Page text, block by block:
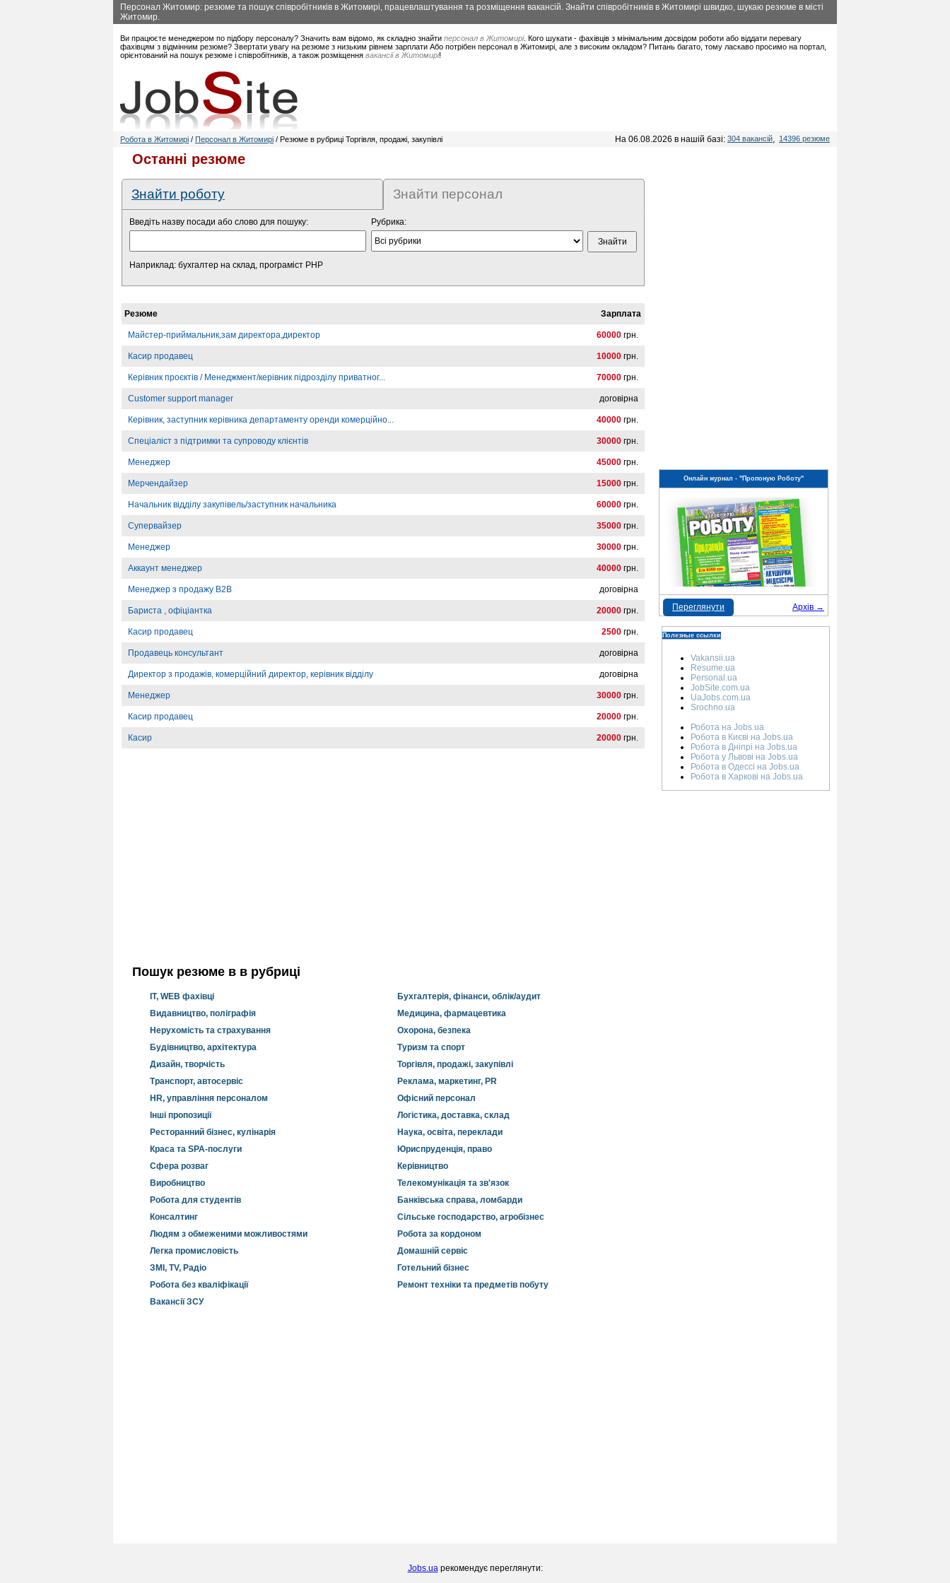
Персонал Житомир: резюме та пошук співробітників в Житомирі, працевлаштування та розміщення вакансій. Знайти співробітників в Житомирі швидко, шукаю резюме в місті
Житомир.
Ви працюєте менеджером по підбору персоналу? Значить вам відомо, як складно знайти персонал в Житомирі. Кого шукати - фахівців з мінімальним досвідом роботи або віддати перевагу
фахівцям з відмінним резюме? Звертати увагу на резюме з низьким рівнем зарплати Або потрібен персонал в Житомирі, але з високим окладом? Питань багато, тому ласкаво просимо на портал,
орієнтований на пошук резюме і співробітників, а також розміщення вакансії в Житомирі!
Робота в Житомирі / Персонал в Житомирі / Резюме в рубриці Торгівля, продажі, закупівлі На 06.08.2026 в нашій базі: 304 вакансій, 14396 резюме
Останні резюме
Знайти роботу Знайти персонал
Введіть назву посади або слово для пошуку:
Наприклад: бухгалтер на склад, програміст PHP
Рубрика:
Резюме Зарплата
Майстер-приймальник,зам директора,директор 60000 грн.
Касир продавец 10000 грн.
Керівник проєктів / Менеджмент/керівник підрозділу приватног... 70000 грн.
Customer support manager договірна
Керівник, заступник керівника департаменту оренди комерційно... 40000 грн.
Спеціаліст з підтримки та супроводу клієнтів 30000 грн.
Менеджер 45000 грн.
Мерчендайзер 15000 грн.
Начальник відділу закупівель/заступник начальника 60000 грн.
Супервайзер 35000 грн.
Менеджер 30000 грн.
Аккаунт менеджер 40000 грн.
Менеджер з продажу В2В договірна
Бариста , офіціантка 20000 грн.
Касир продавец 2500 грн.
Продавець консультант договірна
Директор з продажів, комерційний директор, керівник відділу договірна
Менеджер 30000 грн.
Касир продавец 20000 грн.
Касир 20000 грн.
Пошук резюме в в рубриці
IT, WEB фахівці
Бухгалтерія, фінанси, облік/аудит
Видавництво, поліграфія
Медицина, фармацевтика
Нерухомість та страхування
Охорона, безпека
Будівництво, архітектура
Туризм та спорт
Дизайн, творчість
Торгівля, продажі, закупівлі
Транспорт, автосервіс
Реклама, маркетинг, PR
HR, управління персоналом
Офісний персонал
Інші пропозиції
Логістика, доставка, склад
Ресторанний бізнес, кулінарія
Наука, освіта, переклади
Краса та SPA-послуги
Юриспруденція, право
Сфера розваг
Керівництво
Виробництво
Телекомунікація та зв'язок
Робота для студентів
Банківська справа, ломбарди
Консалтинг
Сільське господарство, агробізнес
Людям з обмеженими можливостями
Робота за кордоном
Легка промисловість
Домашній сервіс
ЗМІ, TV, Радіо
Готельний бізнес
Робота без кваліфікації
Ремонт техніки та предметів побуту
Вакансії ЗСУ
Онлайн журнал - "Пропоную Роботу"
Архів →
Переглянути
Полезные ссылки
Vakansii.ua
Resume.ua
Personal.ua
JobSite.com.ua
UaJobs.com.ua
Srochno.ua
Робота на Jobs.ua
Робота в Києві на Jobs.ua
Робота в Дніпрі на Jobs.ua
Робота у Львові на Jobs.ua
Робота в Одессі на Jobs.ua
Робота в Харкові на Jobs.ua
Jobs.uaрекомендує переглянути: